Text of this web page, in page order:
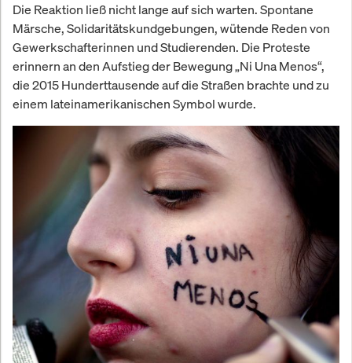
Die Reaktion ließ nicht lange auf sich warten. Spontane
Märsche, Solidaritätskundgebungen, wütende Reden von
Gewerkschafterinnen und Studierenden. Die Proteste
erinnern an den Aufstieg der Bewegung „Ni Una Menos“,
die 2015 Hunderttausende auf die Straßen brachte und zu
einem lateinamerikanischen Symbol wurde.